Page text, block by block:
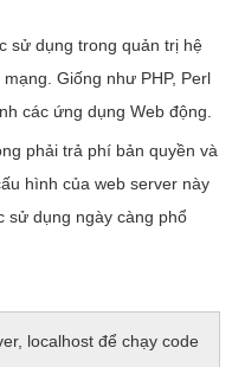
sử dụng trong quản trị hệ
Giống như PHP, Perl
các ứng dụng Web động.
phải trả phí bản quyền và
hình của web server này
sử dụng ngày càng phổ
localhost để chạy code